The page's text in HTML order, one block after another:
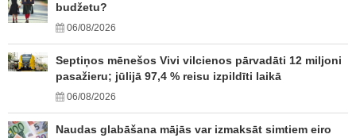
budžetu?
06/08/2026
Septiņos mēnešos Vivi vilcienos pārvadāti 12 miljoni
pasažieru; jūlijā 97,4 % reisu izpildīti laikā
06/08/2026
Naudas glabāšana mājās var izmaksāt simtiem eiro